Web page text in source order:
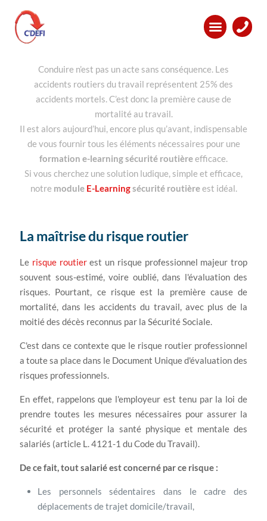
e-learning
Conduire n’est pas un acte sans conséquence. Les
accidents routiers du travail représentent 25% des
accidents mortels. C’est donc la première cause de
mortalité au travail.
Il est alors aujourd’hui, encore plus qu’avant, indispensable
de vous fournir tous les éléments nécessaires pour une
formation e-learning sécurité routièreefficace.
Si vous cherchez une solution ludique, simple et efficace,
notre module E-Learningsécurité routièreest idéal.
La maîtrise du risque routier
Le risque routierest un risque professionnel majeur trop
souvent sous-estimé, voire oublié, dans l'évaluation des
risques. Pourtant, ce risque est la première cause de
mortalité, dans les accidents du travail, avec plus de la
moitié des décès reconnus par la Sécurité Sociale.
C'est dans ce contexte que le risque routier professionnel
a toute sa place dans le Document Unique d'évaluation des
risques professionnels.
En effet, rappelons que l'employeur est tenu par la loi de
prendre toutes les mesures nécessaires pour assurer la
sécurité et protéger la santé physique et mentale des
salariés (article L. 4121-1 du Code du Travail).
De ce fait, tout salarié est concerné par ce risque :
Les personnels sédentaires dans le cadre des
déplacements de trajet domicile/travail,